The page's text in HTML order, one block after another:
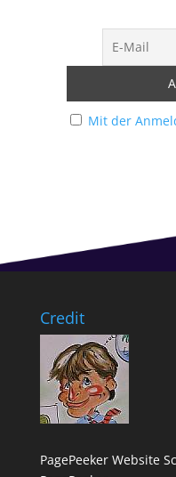
Mit der
Credit
PagePeeker Website